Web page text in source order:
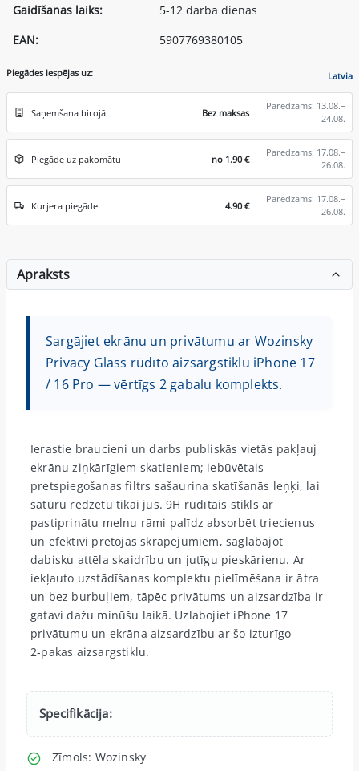
Gaidīšanas laiks:
5-12 darba dienas
EAN:
5907769380105
Piegādes iespējas uz: Latvia
Saņemšana birojā Bez maksas
Paredzams: 13.08.–
24.08.
Piegāde uz pakomātu no 1.90 €
Paredzams: 17.08.–
26.08.
Kurjera piegāde 4.90 €
Paredzams: 17.08.–
26.08.
Apraksts
Sargājiet ekrānu un privātumu ar Wozinsky
Privacy Glass rūdīto aizsargstiklu iPhone 17
/ 16 Pro — vērtīgs 2 gabalu komplekts.
Ierastie braucieni un darbs publiskās vietās pakļauj
ekrānu ziņkārīgiem skatieniem; iebūvētais
pretspiegošanas filtrs sašaurina skatīšanās leņķi, lai
saturu redzētu tikai jūs. 9H rūdītais stikls ar
pastiprinātu melnu rāmi palīdz absorbēt triecienus
un efektīvi pretojas skrāpējumiem, saglabājot
dabisku attēla skaidrību un jutīgu pieskārienu. Ar
iekļauto uzstādīšanas komplektu pielīmēšana ir ātra
un bez burbuļiem, tāpēc privātums un aizsardzība ir
gatavi dažu minūšu laikā. Uzlabojiet iPhone 17
privātumu un ekrāna aizsardzību ar šo izturīgo
2‑pakas aizsargstiklu.
Specifikācija:
Zīmols: Wozinsky